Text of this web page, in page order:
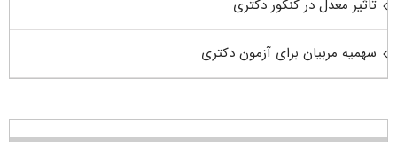
تاثیر معدل در کنکور دکتری
سهمیه مربیان برای آزمون دکتری